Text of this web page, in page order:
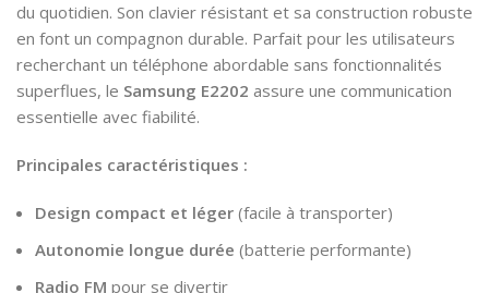
du quotidien. Son clavier résistant et sa construction robuste
en font un compagnon durable. Parfait pour les utilisateurs
recherchant un téléphone abordable sans fonctionnalités
superflues, le Samsung E2202 assure une communication
essentielle avec fiabilité.
Principales caractéristiques :
Design compact et léger (facile à transporter)
Autonomie longue durée (batterie performante)
Radio FM pour se divertir